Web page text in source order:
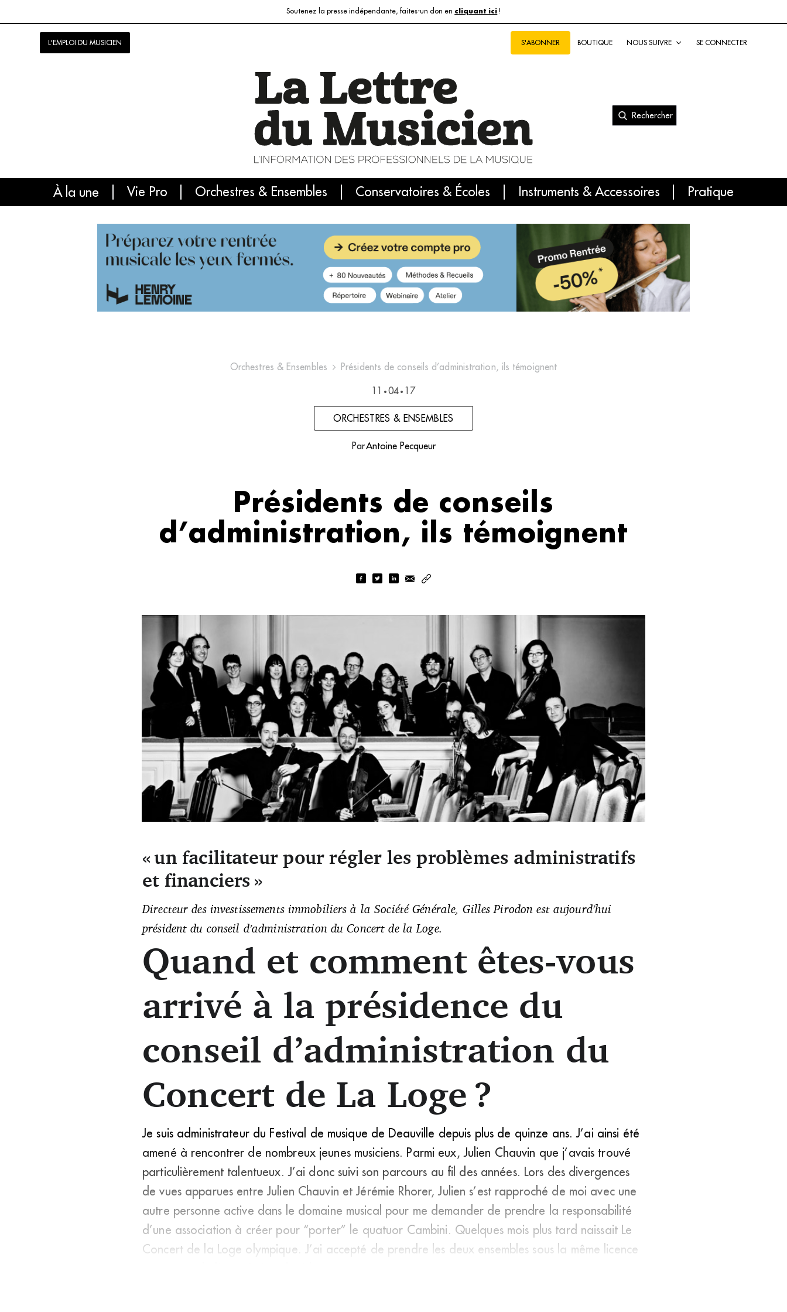
Soutenez la presse indépendante, faites-un don en cliquant ici !
L'EMPLOI DU MUSICIEN S'ABONNER BOUTIQUE NOUS SUIVRE SE CONNECTER
Rechercher
À la une Vie Pro Orchestres & Ensembles Conservatoires & Écoles Instruments & Accessoires Pratique
L'info du jour Le numéro du mois International
Orchestres & Ensembles Présidents de conseils d’administration, ils témoignent
11 • 04 • 17
ORCHESTRES & ENSEMBLES
ParAntoine Pecqueur
Présidents de conseils
d’administration, ils témoignent
Le conseil d’administration du Concert de la Loge est présidé par Gilles Pirodon. (Franck Juery)
« un facilitateur pour régler les problèmes administratifs
et financiers »
Directeur des investissements immobiliers à la Société Générale, Gilles Pirodon est aujourd’hui
président du conseil d’administration du Concert de la Loge.
Quand et comment êtes-vous
arrivé à la présidence du
conseil d’administration du
Concert de La Loge ?
Je suis administrateur du Festival de musique de Deauville depuis plus de quinze ans. J’ai ainsi été
amené à rencontrer de nombreux jeunes musiciens. Parmi eux, Julien Chauvin que j’avais trouvé
particulièrement talentueux. J’ai donc suivi son parcours au fil des années. Lors des divergences
de vues apparues entre Julien Chauvin et Jérémie Rhorer, Julien s’est rapproché de moi avec une
autre personne active dans le domaine musical pour me demander de prendre la responsabilité
d’une association à créer pour “porter” le quatuor Cambini. Quelques mois plus tard naissait Le
Concert de la Loge olympique. J’ai accepté de prendre les deux ensembles sous la même licence